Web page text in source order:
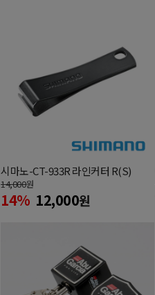
시마노-CT-933R 라인커터 R(S)
14,000원
14% 12,000원